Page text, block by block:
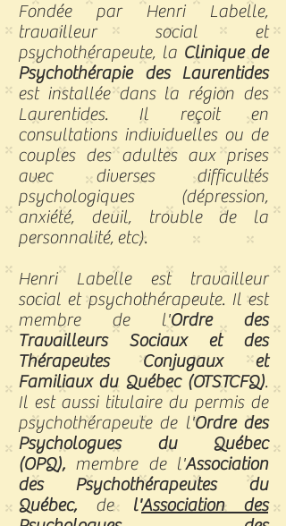
Fondée par Henri Labelle,
travailleur social et
psychothérapeute, la Clinique de
Psychothérapie des Laurentides
est installée dans la région des
Laurentides. Il reçoit en
consultations individuelles ou de
couples des adultes aux prises
avec diverses difficultés
psychologiques (dépression,
anxiété, deuil, trouble de la
personnalité, etc).
Henri Labelle est travailleur
social et psychothérapeute. Il est
membre de l'Ordre des
Travailleurs Sociaux et des
Thérapeutes Conjugaux et
Familiaux du Québec (OTSTCFQ).
Il est aussi titulaire du permis de
psychothérapeute de l'Ordre des
Psychologues du Québec
(OPQ), membre de l'Association
des Psychothérapeutes du
Québec, de l'Association des